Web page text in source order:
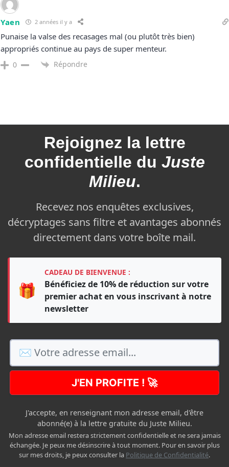
Yaen 2 années il y a
Punaise la valse des recasages mal (ou plutôt très bien)
appropriés continue au pays de super menteur.
0 Répondre
Rejoignez la lettre
confidentielle du Juste
Milieu.
Recevez nos enquêtes exclusives,
décryptages sans filtre et avantages abonnés
directement dans votre boîte mail.
🎁
CADEAU DE BIENVENUE :
Bénéficiez de 10% de réduction sur votre
premier achat en vous inscrivant à notre
newsletter
J'EN PROFITE ! 🚀
J'accepte, en renseignant mon adresse email, d'être
abonné(e) à la lettre gratuite du Juste Milieu.
Mon adresse email restera strictement confidentielle et ne sera jamais
échangée. Je peux me désinscrire à tout moment. Pour en savoir plus
sur mes droits, je peux consulter la Politique de Confidentialité.